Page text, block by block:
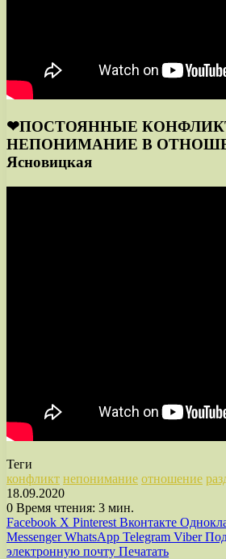
❤ПОСТОЯННЫЕ
НЕПОНИМАНИЕ В
Ясновицкая
Теги
конфликт непонимание отношение
18.09.2020
0 Время чтения: 3 мин.
Facebook X Pinterest Вконтакте
Messenger WhatsApp Telegram Viber
электронную почту Печатать